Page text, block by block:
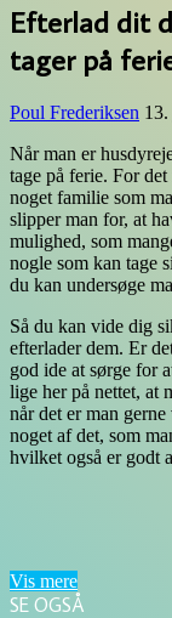
Efterlad dit
tager på
Poul Frederiksen
Når man er
tage på ferie. For
noget familie som
slipper man for, at
mulighed, som
nogle som kan tage
du kan undersøge
Så du kan vide dig
efterlader dem. Er
god ide at sørge for
lige her på nettet, at
når det er man
noget af det, som
hvilket også er godt
Vis mere
SE OGSÅ